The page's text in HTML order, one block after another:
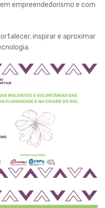
empreendedorismo e com
inspirar e aproximar